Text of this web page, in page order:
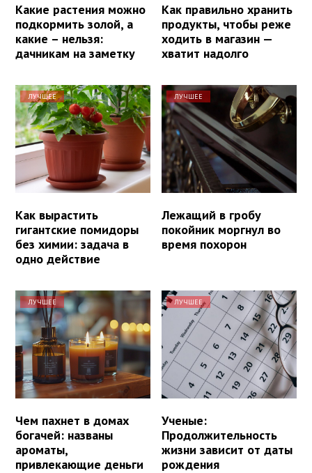
Какие растения можно
подкормить золой, а
какие – нельзя:
дачникам на заметку
Как правильно хранить
продукты, чтобы реже
ходить в магазин —
хватит надолго
ЛУЧШЕЕ
Как вырастить
гигантские помидоры
без химии: задача в
одно действие
ЛУЧШЕЕ
Лежащий в гробу
покойник моргнул во
время похорон
ЛУЧШЕЕ
Чем пахнет в домах
богачей: названы
ароматы,
привлекающие деньги
ЛУЧШЕЕ
Ученые:
Продолжительность
жизни зависит от даты
рождения